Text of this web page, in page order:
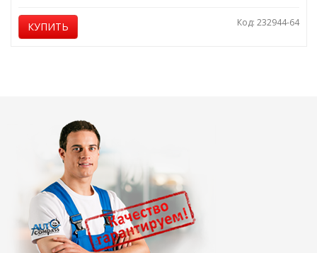
КУПИТЬ Код: 232944-64